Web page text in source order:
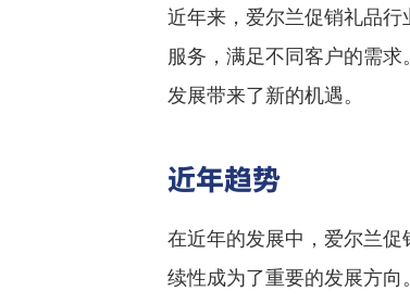
近年来，爱尔兰促销礼品行
服务，满足不同客户的需
发展带来了新的机遇。
近年趋势
在近年的发展中，爱尔兰
续性成为了重要的发展方